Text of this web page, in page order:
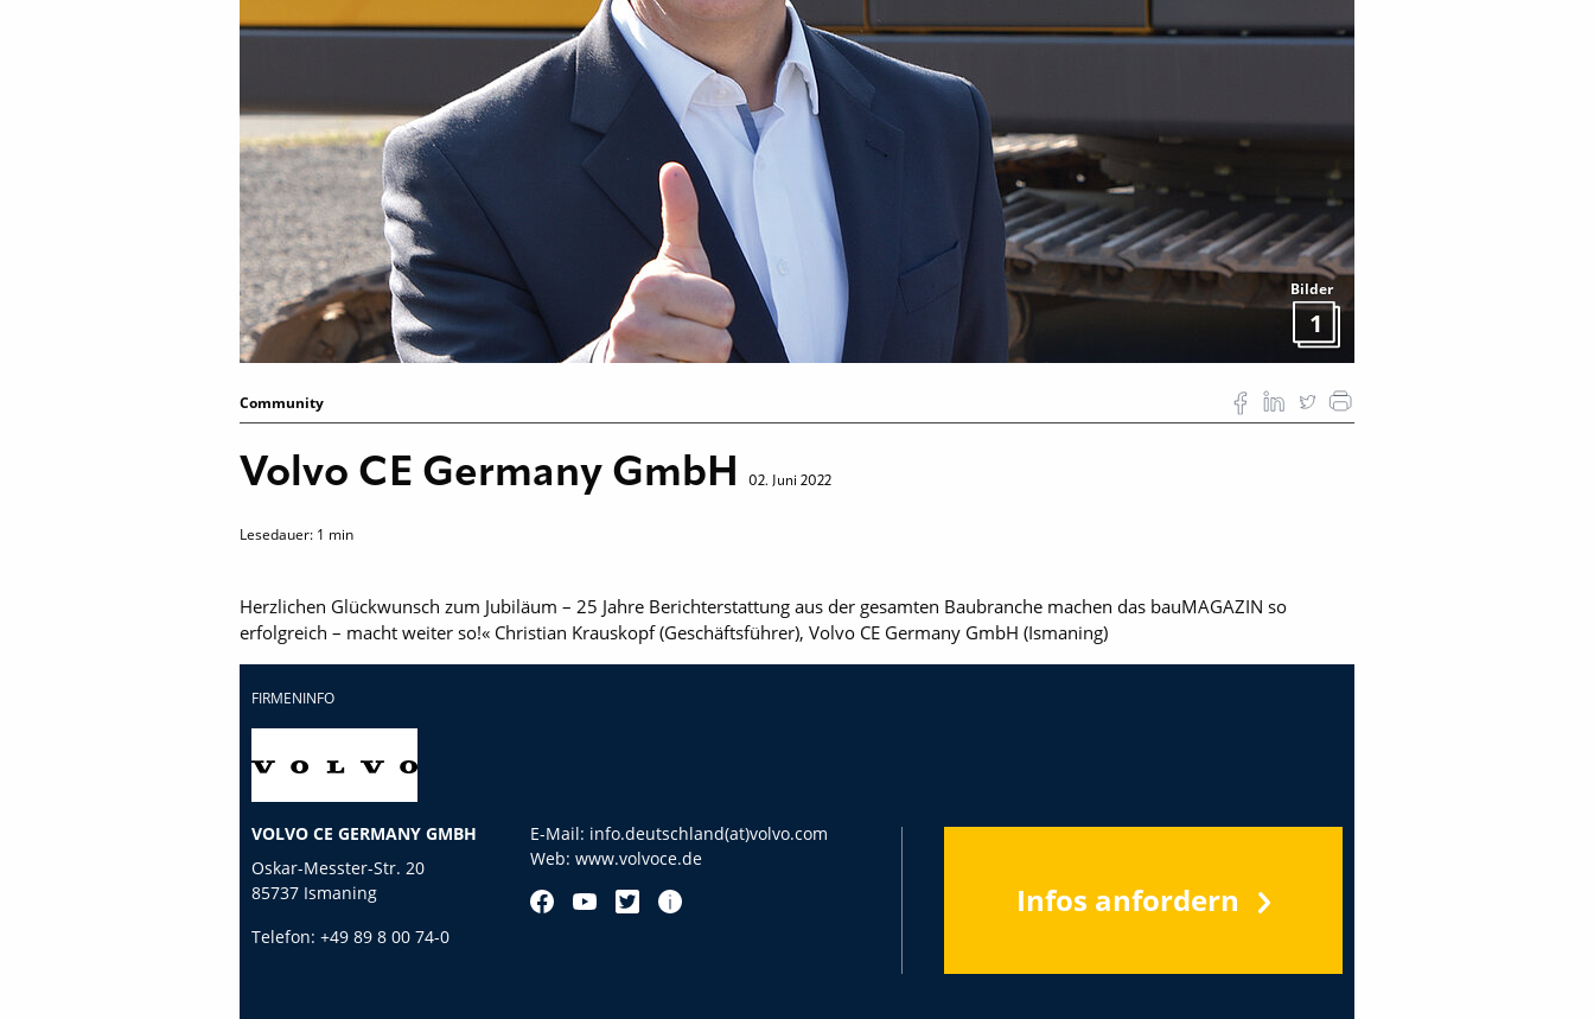
Bilder
1
Community
Volvo CE Germany GmbH 02. Juni 2022
Lesedauer: 1 min
Herzlichen Glückwunsch zum Jubiläum – 25 Jahre Berichterstattung aus der gesamten Baubranche machen das bauMAGAZIN so
erfolgreich – macht weiter so!« Christian Krauskopf (Geschäftsführer), Volvo CE Germany GmbH (Ismaning)
FIRMENINFO
VOLVO CE GERMANY GMBH
Oskar-Messter-Str. 20
85737 Ismaning
Telefon: +49 89 8 00 74-0
E-Mail: info.deutschland(at)volvo.com
Web: www.volvoce.de
Infos anfordern